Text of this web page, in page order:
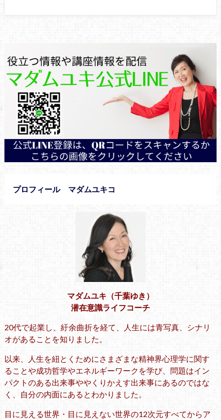
プロフィール マダムユキコ
マダムユキ（千葉ゆき）
潜在意識ライフコーチ
20代で起業し、紆余曲折を経て、人生には青写真、シナリ
オがあることを知りました。
以来、人生を紐とくためにさまざまな精神界心理学に関す
ることや成功哲学やエネルギーワークを学び、問題はイン
パクトのある出来事ややくりかえす出来事にあるのではな
く、自分の内面にあるとわかりました。
目に見える世界・目に見えない世界の12次元すべてからア